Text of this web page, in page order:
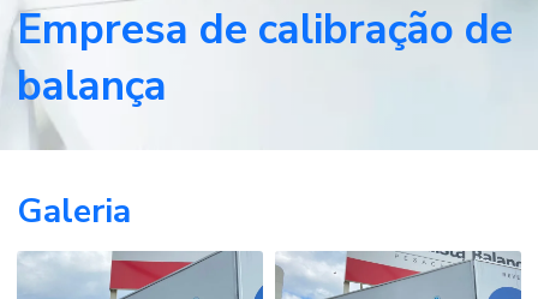
Empresa de calibração de
balança
Galeria